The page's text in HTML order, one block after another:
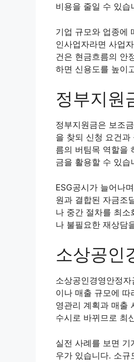
비용을 줄일 수 있습
기업 규모와 업종에
인사업자라면 사업
건은 현금흐름의 안
하면 신용도를 높이
정부지원
정부지원금은 보조
을 찾되 신청 요건
름의 버팀목 역할을
금을 활용할 수 있습
ESG공시가 늘어나
원과 결합된 자금조
나 중간 절차를 최소
나 불필요한 재상담
소상공인
소상공인경영안정
이나 매출 규모에
영관리 계획과 매출
수시로 바뀌므로 최
실전 사례를 보면 기
우가 있습니다. 소